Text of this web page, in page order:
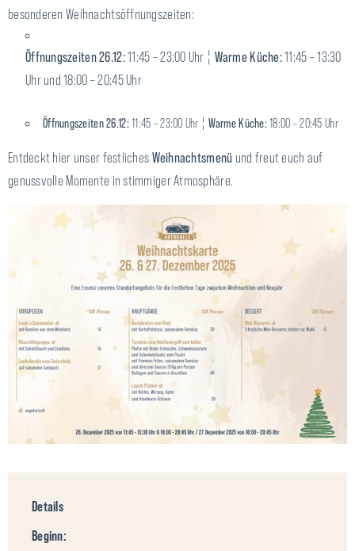
besonderen Weihnachtsöffnungszeiten:
Öffnungszeiten 26.12:11:45 – 23:00 Uhr ¦ Warme Küche:11:45 – 13:30
Uhr und 18:00 – 20:45 Uhr
Öffnungszeiten 26.12: 11:45 – 23:00 Uhr ¦ Warme Küche: 18:00 – 20:45 Uhr
Entdeckt hier unser festlichesWeihnachtsmenü und freut euch auf
genussvolle Momente in stimmiger Atmosphäre.
Details
Beginn: